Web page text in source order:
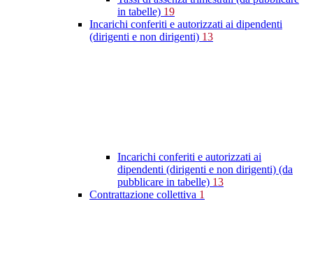
in tabelle) 19
Incarichi conferiti e autorizzati ai dipendenti
(dirigenti e non dirigenti) 13
Incarichi conferiti e autorizzati ai
dipendenti (dirigenti e non dirigenti) (da
pubblicare in tabelle) 13
Contrattazione collettiva 1